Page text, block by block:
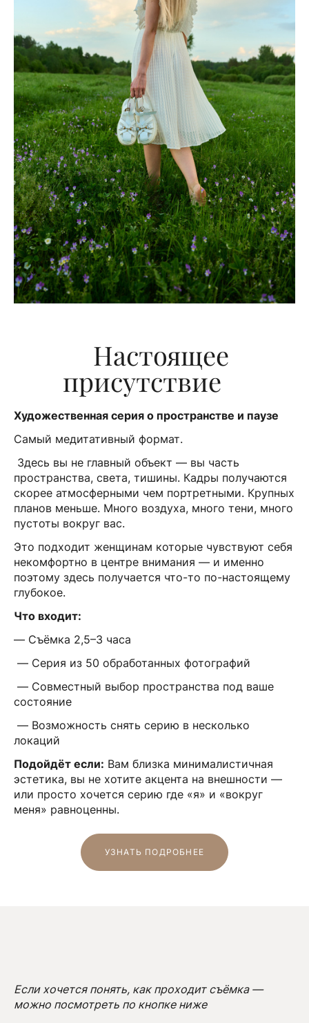
Настоящее
присутствие
Художественная серия о пространстве и паузе
Самый медитативный формат.
Здесь вы не главный объект — вы часть
пространства, света, тишины. Кадры получаются
скорее атмосферными чем портретными. Крупных
планов меньше. Много воздуха, много тени, много
пустоты вокруг вас.
Это подходит женщинам которые чувствуют себя
некомфортно в центре внимания — и именно
поэтому здесь получается что-то по-настоящему
глубокое.
Что входит:
— Съёмка 2,5–3 часа
— Серия из 50 обработанных фотографий
— Совместный выбор пространства под ваше
состояние
— Возможность снять серию в несколько
локаций
Подойдёт если: Вам близка минималистичная
эстетика, вы не хотите акцента на внешности —
или просто хочется серию где «я» и «вокруг
меня» равноценны.
УЗНАТЬ ПОДРОБНЕЕ
Если хочется понять, как проходит съёмка —
можно посмотреть по кнопке ниже